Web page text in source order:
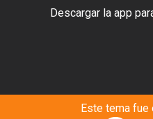
Descargar la app
Este tema fue